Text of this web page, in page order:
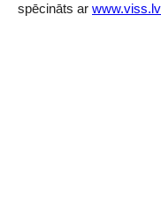
spēcināts ar www.viss.lv